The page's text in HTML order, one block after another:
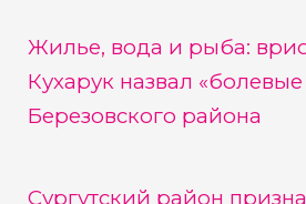
Жилье, вода и рыба:
Кухарук назвал «болевые
Березовского района
Сургутский район